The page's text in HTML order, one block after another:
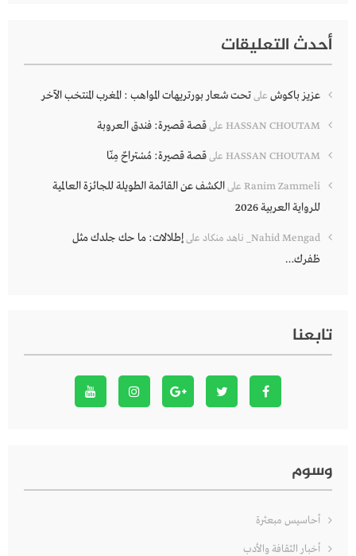
أحدث التعليقات
عزيز باكوش علىتحت شعار بورتريهات المواهب : المغرب المنتخب الآخر
HASSAN CHOUTAM علىقصة قصيرة: فندق العروبة
HASSAN CHOUTAM علىقصة قصيرة: مُسْتراحٌ مِنّا
Ranim Zammeli علىالكشف عن القائمة الطويلة للجائزة العالمية
للرواية العربية 2026
Nahid Mengad_ ناهد منكاد علىإطلالات: ما حك جلدك مثل
ظفرك…
تابعنا
وسوم
أحاسيس مبعثرة
أخبار الثقافة والأدب